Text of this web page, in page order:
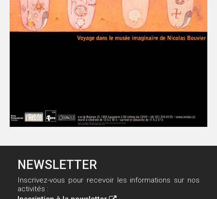
NEWSLETTER
Inscrivez-vous pour recevoir les informations sur nos
activités :